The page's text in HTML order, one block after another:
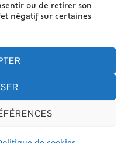
ou de retirer son
négatif sur certaines
site
(UE)